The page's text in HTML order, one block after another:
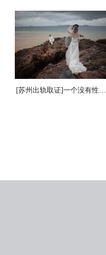
[苏州出轨取证]一个没有性张